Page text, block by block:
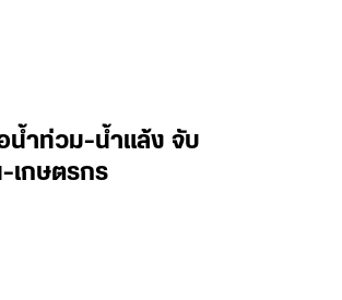
น้ำท่วม-น้ำแล้ง จับ
เกษตรกร